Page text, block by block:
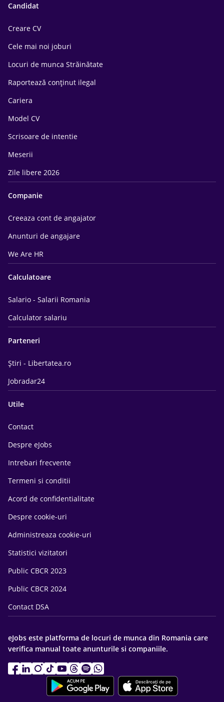
Candidat
Creare CV
Cele mai noi joburi
Locuri de munca Străinătate
Raportează conținut ilegal
Cariera
Model CV
Scrisoare de intentie
Meserii
Zile libere 2026
Companie
Creeaza cont de angajator
Anunturi de angajare
We Are HR
Calculatoare
Salario - Salarii Romania
Calculator salariu
Parteneri
Știri - Libertatea.ro
Jobradar24
Utile
Contact
Despre eJobs
Intrebari frecvente
Termeni si conditii
Acord de confidentialitate
Despre cookie-uri
Administreaza cookie-uri
Statistici vizitatori
Public CBCR 2023
Public CBCR 2024
Contact DSA
eJobs este platforma de locuri de munca din Romania care
verifica manual toate anunturile si companiile.